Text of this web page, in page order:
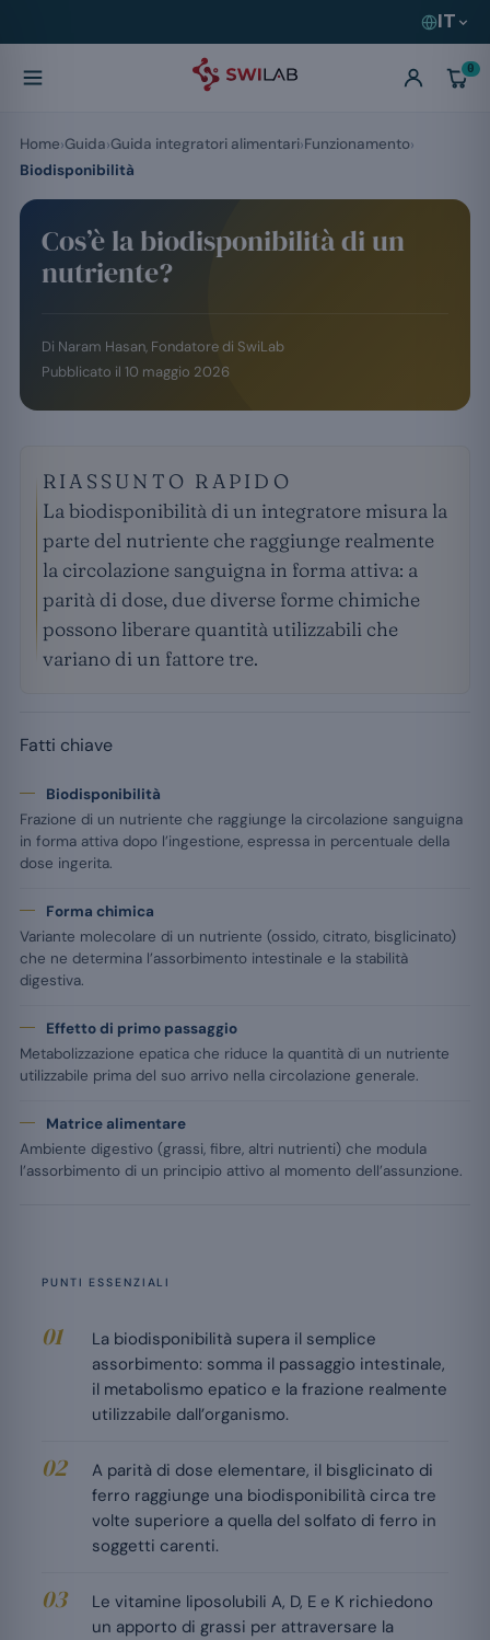
IT
0
Cos’è la biodisponibilità di un
nutriente?
Di Naram Hasan, Fondatore di SwiLab
Pubblicato il 10 maggio 2026
RIASSUNTO RAPIDO
La biodisponibilità di un integratore misura la
parte del nutriente che raggiunge realmente
la circolazione sanguigna in forma attiva: a
parità di dose, due diverse forme chimiche
possono liberare quantità utilizzabili che
variano di un fattore tre.
Fatti chiave
Biodisponibilità
Frazione di un nutriente che raggiunge la circolazione sanguigna
in forma attiva dopo l’ingestione, espressa in percentuale della
dose ingerita.
Forma chimica
Variante molecolare di un nutriente (ossido, citrato, bisglicinato)
che ne determina l’assorbimento intestinale e la stabilità
digestiva.
Effetto di primo passaggio
Metabolizzazione epatica che riduce la quantità di un nutriente
utilizzabile prima del suo arrivo nella circolazione generale.
Matrice alimentare
Ambiente digestivo (grassi, fibre, altri nutrienti) che modula
l’assorbimento di un principio attivo al momento dell’assunzione.
PUNTI ESSENZIALI
La biodisponibilità supera il semplice
assorbimento: somma il passaggio intestinale,
il metabolismo epatico e la frazione realmente
utilizzabile dall’organismo.
A parità di dose elementare, il bisglicinato di
ferro raggiunge una biodisponibilità circa tre
volte superiore a quella del solfato di ferro in
soggetti carenti.
Le vitamine liposolubili A, D, E e K richiedono
un apporto di grassi per attraversare la
Home Guida Guida integratori alimentari Funzionamento
Biodisponibilità